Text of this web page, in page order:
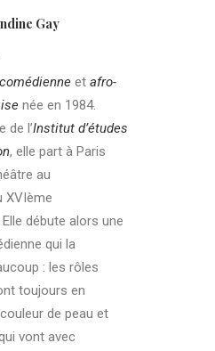
Gay
comédienne et afro-
née en 1984.
de l’Institut d’études
, elle part à Paris
au
XVIème
débute alors une
qui la
: les rôles
toujours en
de peau et
vont avec